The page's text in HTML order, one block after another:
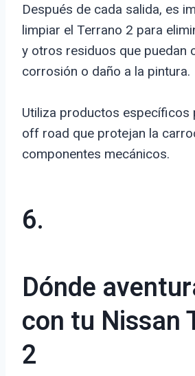
Después de cada salida, es
limpiar el Terrano 2 para
y otros residuos que puedan
corrosión o daño a la pintura.
Utiliza productos específicos
off road que protejan la
componentes mecánicos.
6.
Dónde
con tu Nissan
2